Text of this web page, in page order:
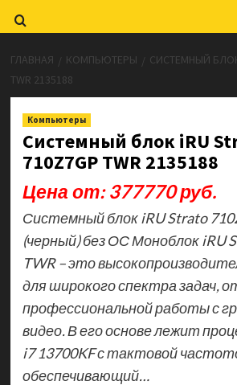
ГЛАВНАЯ КОМПЬЮТЕРЫ
СИСТЕМНЫЙ БЛОК
TWR 2135188
Компьютеры
Системный блок iRU
710Z7GP TWR 2135188
Цена от: 377770 руб.
Системный блок iRU Strato
(черный) без ОС Моноблок iRU
TWR – это
для широкого спектра задач,
профессиональной работы с
видео. В его основе лежит
i7 13700KF с тактовой
обеспечивающий…